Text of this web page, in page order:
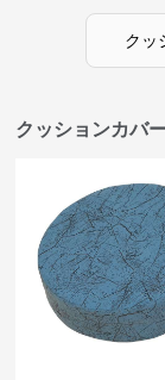
クッ
クッションカバ